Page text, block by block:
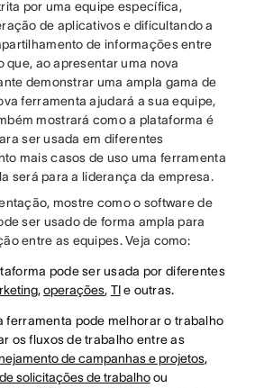
por uma equipe específica,
de aplicativos e dificultando a
de informações entre
que, ao apresentar uma nova
demonstrar uma ampla gama de
ferramenta ajudará a sua equipe,
mostrará como a plataforma é
ser usada em diferentes
mais casos de uso uma ferramenta
será para a liderança da empresa.
mostre como o software de
ser usado de forma ampla para
entre as equipes. Veja como:
pode ser usada por diferentes
,operações, TIe outras.
ferramenta pode melhorar o trabalho
os fluxos de trabalho entre as
de campanhas e projetos,
solicitações de trabalhoou